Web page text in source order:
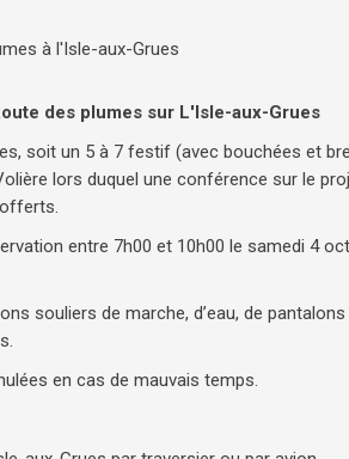
des plumes sur L'Isle-aux-Grues
soit un 5 à 7 festif (avec bouchées et
lors duquel une conférence sur le
entre 7h00 et 10h00 le samedi 4
souliers de marche, d’eau, de
en cas de mauvais temps.